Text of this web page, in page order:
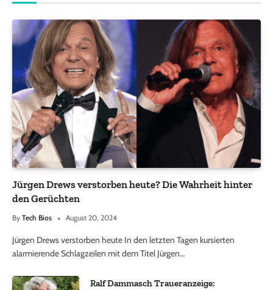
Jürgen Drews verstorben heute? Die Wahrheit hinter
den Gerüchten
By Tech Bios August 20, 2024
Jürgen Drews verstorben heute In den letzten Tagen kursierten
alarmierende Schlagzeilen mit dem Titel Jürgen…
Ralf Dammasch Traueranzeige: